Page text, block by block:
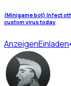
(Minigame bot) Infect
custom virus today
AnzeigenEinladen